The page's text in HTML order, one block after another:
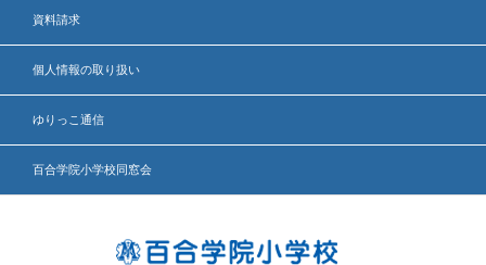
資料請求
個人情報の取り扱い
ゆりっこ通信
百合学院小学校同窓会